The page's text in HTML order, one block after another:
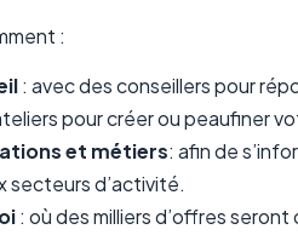
:
: avec des conseillers pour
pour créer ou peaufiner
et métiers: afin de
secteurs d’activité.
: où des milliers d’offres